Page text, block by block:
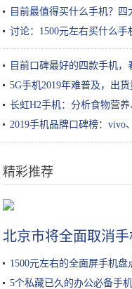
目前最值得买什么手机？
讨论：1500元左右买什么手
目前口碑最好的四款手机，
5G手机2019年难普及，出货
长虹H2手机：分析食物营
量
2019手机品牌口碑榜：vivo
精彩推荐
北京市将全面取消
1500元左右的全面屏手机盘
5个私藏已久的办公必备手